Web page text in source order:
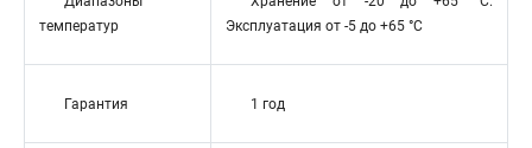
температур
Эксплуатация от -5 до +65 °C
Гарантия 1 год